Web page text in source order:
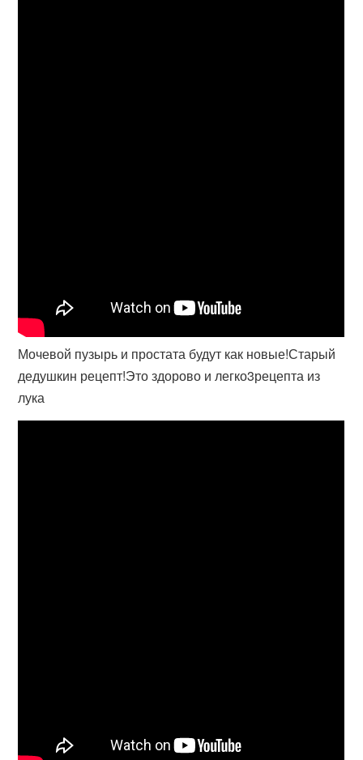
Мочевой пузырь и простата будут как новые!Старый
дедушкин рецепт!Это здорово и легко3рецепта из
лука